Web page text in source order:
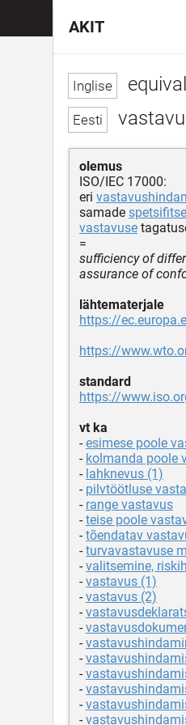
olemus
ISO/IEC 17000:
eri
samade
vastavuse
=
sufficiency of
assurance of
lähtematerjale
https://
https://
standard
https://
vt ka
-esimese poole
- kolmanda poole
- lahknevus (1)
- pilvtöötluse
- range vastavus
-teise poole
-tõendatav
-turvavastavuse
-valitsemine,
-vastavus (1)
-vastavus (2)
-
-
-
-
-
-
-
-
AKIT